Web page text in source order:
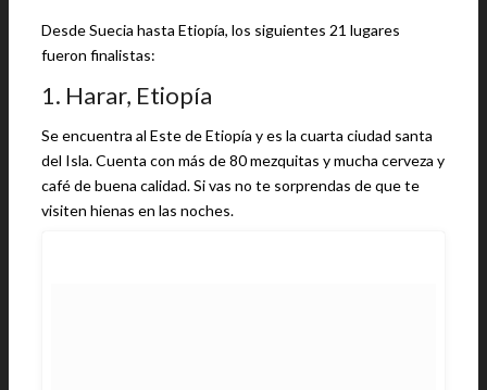
Desde Suecia hasta Etiopía, los siguientes 21 lugares
fueron finalistas:
1. Harar, Etiopía
Se encuentra al Este de Etiopía y es la cuarta ciudad santa
del Isla. Cuenta con más de 80 mezquitas y mucha cerveza y
café de buena calidad. Si vas no te sorprendas de que te
visiten hienas en las noches.